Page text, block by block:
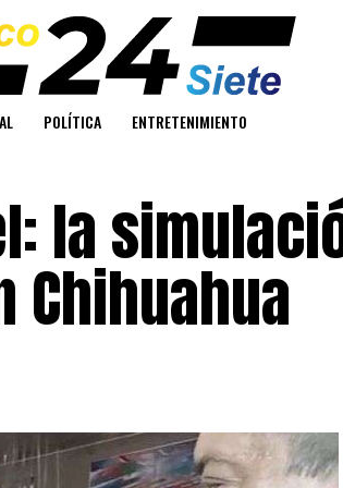
POLÍTICA ENTRETENIMIENTO
la
Chihuahua